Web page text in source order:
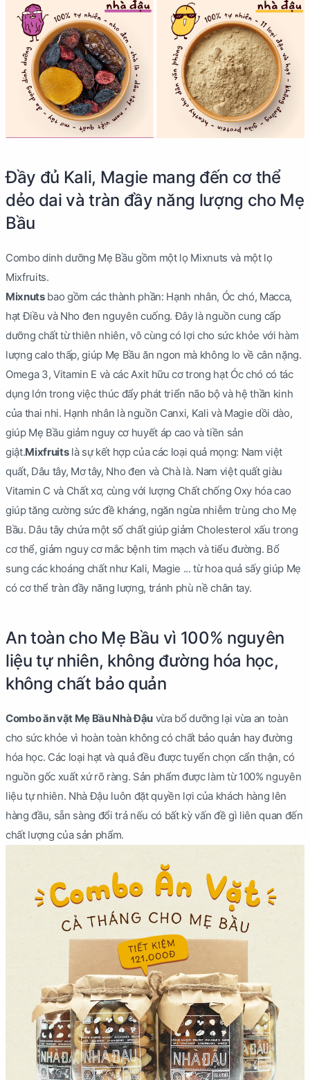
Đầy đủ Kali, Magie mang đến cơ thể
dẻo dai và tràn đầy năng lượng cho Mẹ
Bầu
Combo dinh dưỡng Mẹ Bầu gồm một lọ Mixnuts và một lọ
Mixfruits.
Mixnutsbao gồm các thành phần: Hạnh nhân, Óc chó, Macca,
hạt Điều và Nho đen nguyên cuống. Đây là nguồn cung cấp
dưỡng chất từ thiên nhiên, vô cùng có lợi cho sức khỏe với hàm
lượng calo thấp, giúp Mẹ Bầu ăn ngon mà không lo về cân nặng.
Omega 3, Vitamin E và các Axit hữu cơ trong hạt Óc chó có tác
dụng lớn trong việc thúc đẩy phát triển não bộ và hệ thần kinh
của thai nhi. Hạnh nhân là nguồn Canxi, Kali và Magie dồi dào,
giúp Mẹ Bầu giảm nguy cơ huyết áp cao và tiền sản
giật.Mixfruitslà sự kết hợp của các loại quả mọng: Nam việt
quất, Dâu tây, Mơ tây, Nho đen và Chà là. Nam việt quất giàu
Vitamin C và Chất xơ, cùng với lượng Chất chống Oxy hóa cao
giúp tăng cường sức đề kháng, ngăn ngừa nhiễm trùng cho Mẹ
Bầu. Dâu tây chứa một số chất giúp giảm Cholesterol xấu trong
cơ thể, giảm nguy cơ mắc bệnh tim mạch và tiểu đường. Bổ
sung các khoáng chất như Kali, Magie ... từ hoa quả sấy giúp Mẹ
có cơ thể tràn đầy năng lượng, tránh phù nề chân tay.
An toàn cho Mẹ Bầu vì 100% nguyên
liệu tự nhiên, không đường hóa học,
không chất bảo quản
Combo ăn vặt Mẹ Bầu Nhà Đậuvừa bổ dưỡng lại vừa an toàn
cho sức khỏe vì hoàn toàn không có chất bảo quản hay đường
hóa học. Các loại hạt và quả đều được tuyển chọn cẩn thận, có
nguồn gốc xuất xứ rõ ràng. Sản phẩm được làm từ 100% nguyên
liệu tự nhiên. Nhà Đậu luôn đặt quyền lợi của khách hàng lên
hàng đầu, sẵn sàng đổi trả nếu có bất kỳ vấn đề gì liên quan đến
chất lượng của sản phẩm.